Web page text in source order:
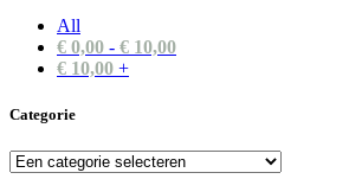
All
€ 0,00 - € 10,00
€ 10,00 +
Categorie